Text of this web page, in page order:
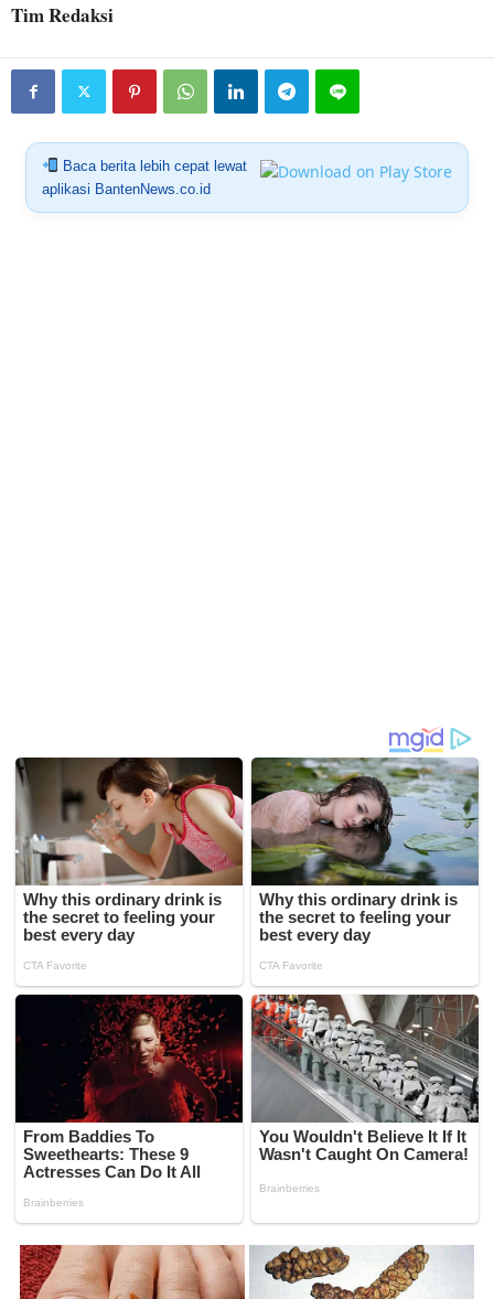
Tim Redaksi
Baca berita lebih cepat lewat
aplikasi BantenNews.co.id